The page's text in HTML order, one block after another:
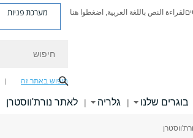
لقراءة النص باللغة العربية, اضغطوا هنا מערכת פניות
חיפוש באתר זה
בוגרים שלנו | גלריה | לאתר נורת'ווסטרן